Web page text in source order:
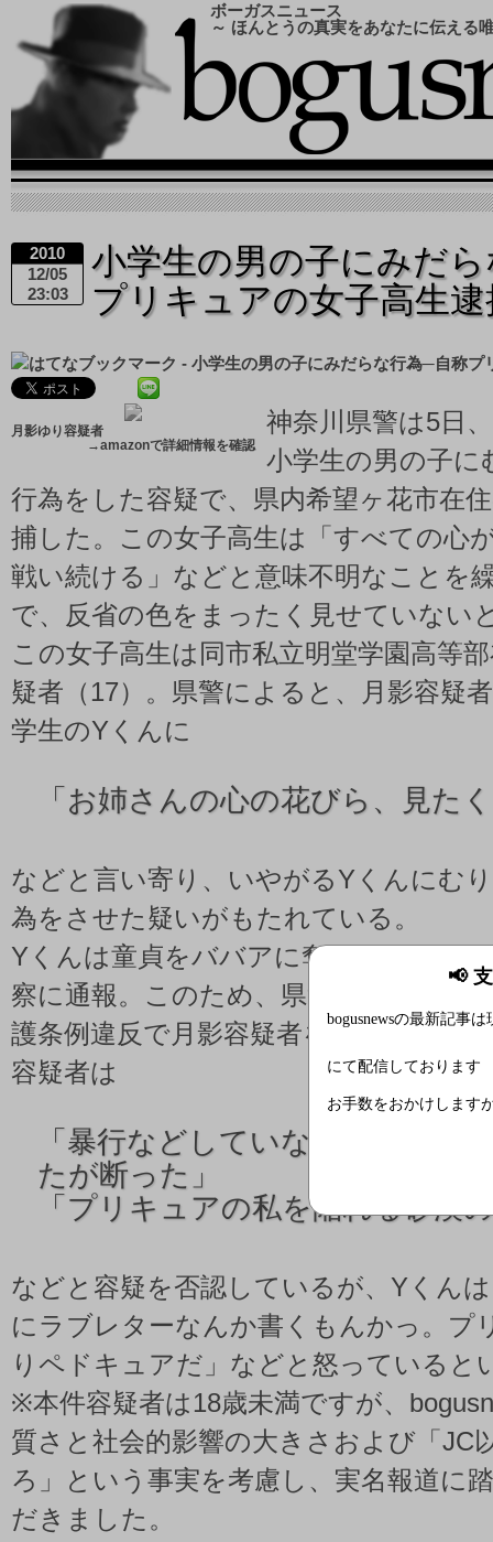
📢
bogusnewsの最新記事は
にて配信しております
お手数をおかけします
ボーガスニュース
～ ほんとうの真実をあなたに伝える
2010
12/05
23:03
小学生の男の子にみだ
プリキュアの女子高生
月影ゆり容疑者
→amazonで詳細情報を確認
神奈川県警は5日
小学生の男の子
行為をした容疑で、県内希望ヶ花市在
捕した。この女子高生は「すべての心
戦い続ける」などと意味不明なことを
で、反省の色をまったく見せていない
この女子高生は同市私立明堂学園高等
疑者（17）。県警によると、月影容疑
学生のYくんに
「 お姉さんの心の花びら、見た
などと言い寄り、いやがるYくんにむ
為をさせた疑いがもたれている。
Yくんは童貞をババアに奪われたショ
察に通報。このため、県警が暴行容疑
護条例違反で月影容疑者を逮捕した。
容疑者は
「 暴行などしていない。ラブレ
たが断った」
「 プリキュアの私を陥れる砂漠
などと容疑を否認しているが、Yくん
にラブレターなんか書くもんかっ。プ
りペドキュアだ」などと怒っていると
※本件容疑者は18歳未満ですが、
質さと社会的影響の大きさおよび「JC
ろ」という事実を考慮し、実名報道に
だきました。